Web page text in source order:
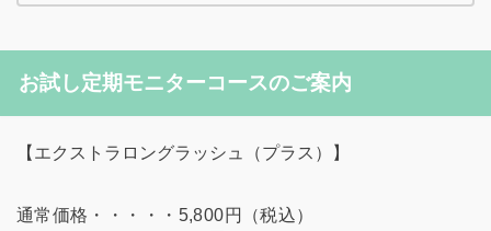
お試し定期モニターコースのご案内
【エクストラロングラッシュ（プラス）】
通常価格・・・・・5,800円（税込）